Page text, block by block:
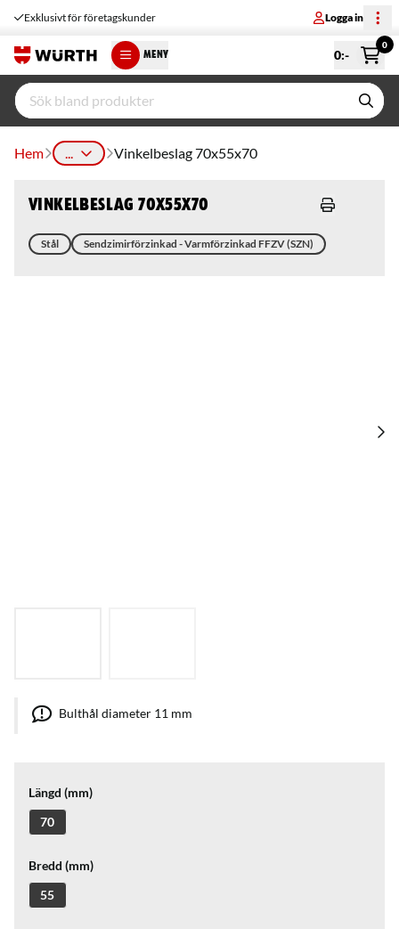
Exklusivt för företagskunder Logga in
MENY 0:-
0
Hem ... Vinkelbeslag 70x55x70
Vinkelbeslag 70x55x70
Stål Sendzimirförzinkad - Varmförzinkad FFZV (SZN)
Bulthål diameter 11 mm
Längd (mm)
70
Bredd (mm)
55